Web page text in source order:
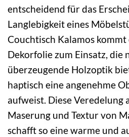
entscheidend für das
Langlebigkeit eines
Couchtisch Kalamos
Dekorfolie zum Einsatz, die
überzeugende Holzoptik
haptisch eine angenehme
aufweist. Diese Veredelung
Maserung und Textur von
schafft so eine warme und